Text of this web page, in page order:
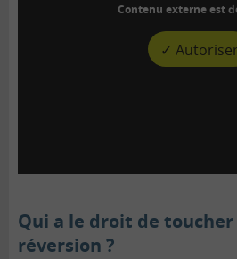
Contenu externe est
✓ Autoriser
Qui a le droit de
réversion ?